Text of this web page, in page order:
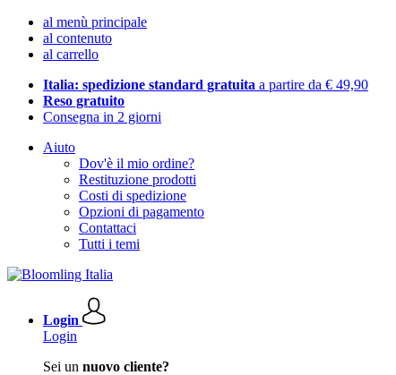
al menù principale
al contenuto
al carrello
Italia: spedizione standard gratuita a partire da € 49,90
Reso gratuito
Consegna in 2 giorni
Aiuto
Dov'è il mio ordine?
Restituzione prodotti
Costi di spedizione
Opzioni di pagamento
Contattaci
Tutti i temi
Login
Login
Sei un nuovo cliente?